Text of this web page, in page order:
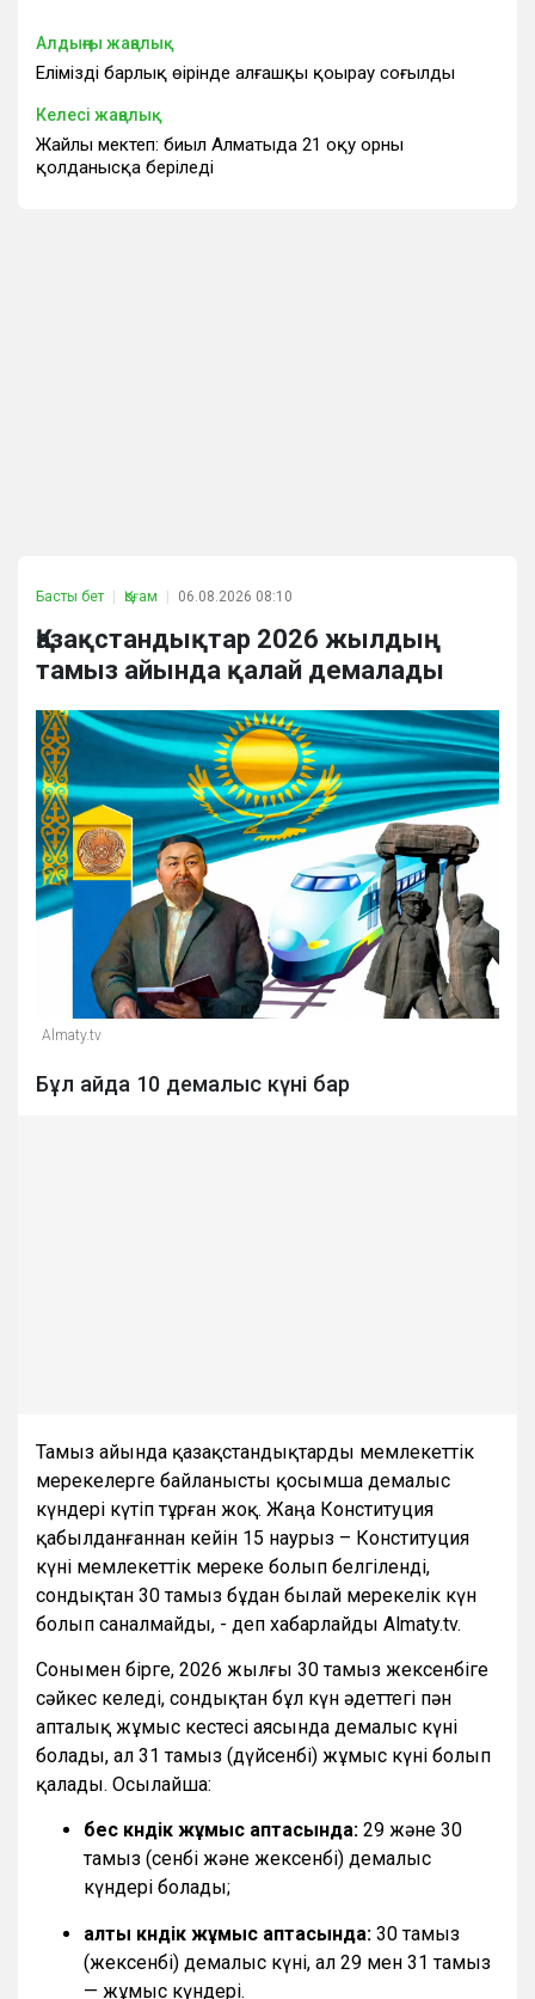
Алдыңғы жаңалық
Еліміздің барлық өңірінде алғашқы қоңырау соғылды
Келесі жаңалық
Жайлы мектеп: биыл Алматыда 21 оқу орны
қолданысқа беріледі
Басты бет Қоғам 06.08.2026 08:10
Қазақстандықтар 2026 жылдың
тамыз айында қалай демалады
Almaty.tv
Бұл айда 10 демалыс күні бар
Тамыз айында қазақстандықтарды мемлекеттік
мерекелерге байланысты қосымша демалыс
күндері күтіп тұрған жоқ. Жаңа Конституция
қабылданғаннан кейін 15 наурыз – Конституция
күні мемлекеттік мереке болып белгіленді,
сондықтан 30 тамыз бұдан былай мерекелік күн
болып саналмайды, - деп хабарлайды Almaty.tv.
Сонымен бірге, 2026 жылғы 30 тамыз жексенбіге
сәйкес келеді, сондықтан бұл күн әдеттегі пән
апталық жұмыс кестесі аясында демалыс күні
болады, ал 31 тамыз (дүйсенбі) жұмыс күні болып
қалады. Осылайша:
бес күндік жұмыс аптасында: 29 және 30
тамыз (сенбі және жексенбі) демалыс
күндері болады;
алты күндік жұмыс аптасында: 30 тамыз
(жексенбі) демалыс күні, ал 29 мен 31 тамыз
— жұмыс күндері.